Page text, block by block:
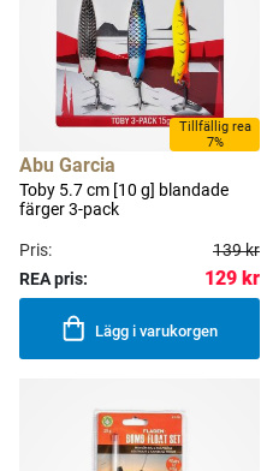
Tillfällig rea
7%
Abu Garcia
Toby 5.7 cm [10 g] blandade
färger 3-pack
Pris:
139 kr
REA pris:
129 kr
Lägg i varukorgen